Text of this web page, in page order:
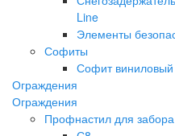
Line
Элементы
Софиты
Софит
Ограждения
Ограждения
Профнастил для забора